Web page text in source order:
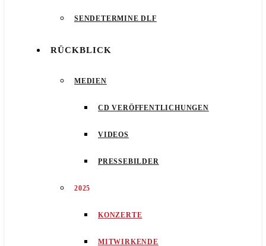
SENDETERMINE DLF
RÜCKBLICK
MEDIEN
CD VERÖFFENTLICHUNGEN
VIDEOS
PRESSEBILDER
2025
KONZERTE
MITWIRKENDE